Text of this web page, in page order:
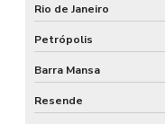
Rio de Janeiro
Petrópolis
Barra Mansa
Resende